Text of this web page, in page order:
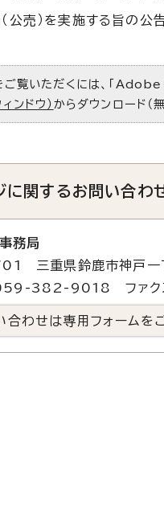
公売）を実施する旨の公
覧いただくには、「Adobe
ンドウ） からダウンロード（
に関するお問い合わ
務局
三重県鈴鹿市神戸一
059-382-9018 ファ
合わせは専用フォームを